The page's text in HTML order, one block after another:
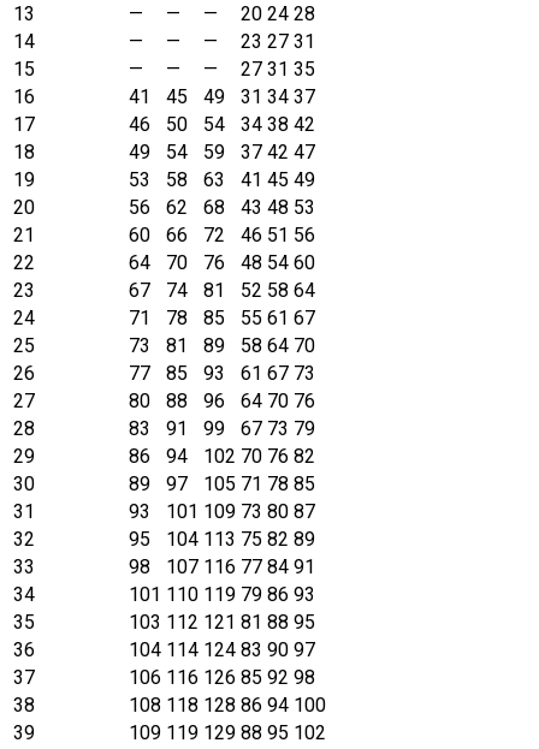
13
— — — 20 24 28
14
— — — 23 27 31
15
— — — 27 31 35
16
41 45 49 31 34 37
17
46 50 54 34 38 42
18
49 54 59 37 42 47
19
53 58 63 41 45 49
20
56 62 68 43 48 53
21
60 66 72 46 51 56
22
64 70 76 48 54 60
23
67 74 81 52 58 64
24
71 78 85 55 61 67
25
73 81 89 58 64 70
26
77 85 93 61 67 73
27
80 88 96 64 70 76
28
83 91 99 67 73 79
29
86 94 102 70 76 82
30
89 97 105 71 78 85
31
93 101 109 73 80 87
32
95 104 113 75 82 89
33
98 107 116 77 84 91
34
101 110 119 79 86 93
35
103 112 121 81 88 95
36
104 114 124 83 90 97
37
106 116 126 85 92 98
38
108 118 128 86 94 100
39
109 119 129 88 95 102